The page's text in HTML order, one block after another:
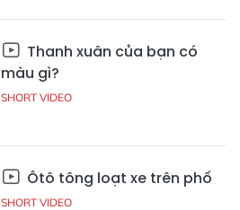
Thanh xuân của bạn có
màu gì?
SHORT VIDEO
Ôtô tông loạt xe trên phố
SHORT VIDEO